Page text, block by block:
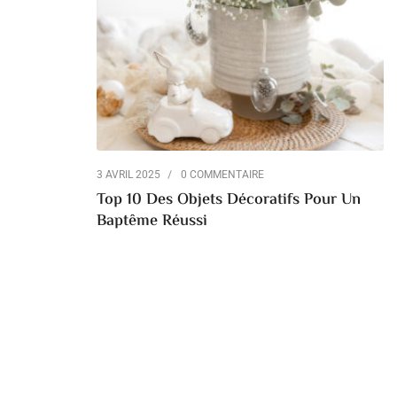
3 AVRIL 2025 0 COMMENTAIRE
Top 10 Des Objets Décoratifs Pour Un
Baptême Réussi